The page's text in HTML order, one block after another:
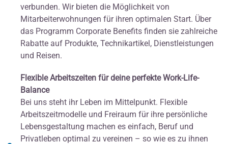
verbunden. Wir bieten die Möglichkeit von
Mitarbeiterwohnungen für ihren optimalen Start. Über
das Programm Corporate Benefits finden sie zahlreiche
Rabatte auf Produkte, Technikartikel, Dienstleistungen
und Reisen.
Flexible Arbeitszeiten für deine perfekte Work-Life-
Balance
Bei uns steht ihr Leben im Mittelpunkt. Flexible
Arbeitszeitmodelle und Freiraum für ihre persönliche
Lebensgestaltung machen es einfach, Beruf und
Privatleben optimal zu vereinen – so wie es zu ihnen